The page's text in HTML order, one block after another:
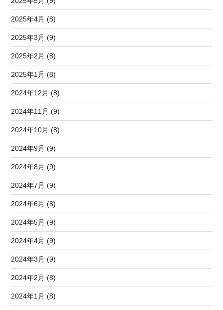
2025年4月 (8)
2025年3月 (9)
2025年2月 (8)
2025年1月 (8)
2024年12月 (8)
2024年11月 (9)
2024年10月 (8)
2024年9月 (9)
2024年8月 (9)
2024年7月 (9)
2024年6月 (8)
2024年5月 (9)
2024年4月 (9)
2024年3月 (9)
2024年2月 (8)
2024年1月 (8)